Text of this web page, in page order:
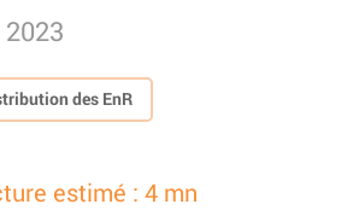
des EnR
estimé : 4 mn